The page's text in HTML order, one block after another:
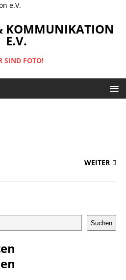
KOMMUNIKATION
E.V.
SIND FOTO!
WEITER
Suchen